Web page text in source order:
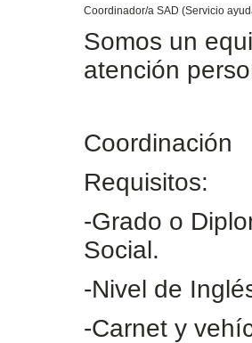
Coordinador/a SAD (Servicio
Somos un
atención
Coordinación
Requisitos:
-Grado o
Social.
-Nivel de
-Carnet y